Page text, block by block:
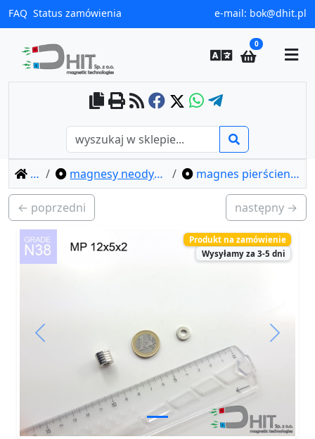
FAQ Status zamówienia e-mail: bok@dhit.pl
0
home magnesy neodymowe pierścieniowe magnes pierścieniowy mp 12x5x2 / n38
← poprzedni następny →
Produkt na zamówienie
Wysyłamy za 3-5 dni
Previous Next